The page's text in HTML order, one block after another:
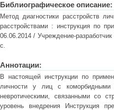
Библиографическое описание:
Метод диагностики расстройств
расстройствами : инструкция по
06.06.2014 / Учреждение-
с.
Аннотации:
В настоящей инструкции по
личности у лиц с коморбидными
невротическими, связанными со
уровень внедрения Инструкция